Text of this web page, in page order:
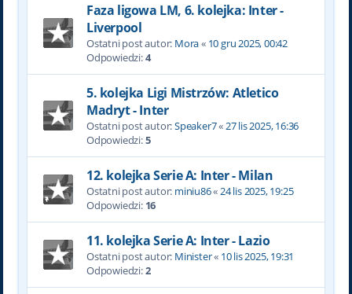
Faza ligowa LM, 6. kolejka: Inter -
Liverpool
Ostatni post autor: Mora« 10 gru 2025, 00:42
Odpowiedzi:4
5. kolejka Ligi Mistrzów: Atletico
Madryt - Inter
Ostatni post autor:Speaker7«27 lis 2025, 16:36
Odpowiedzi:5
12. kolejka Serie A: Inter - Milan
Ostatni post autor: miniu86«24 lis 2025, 19:25
Odpowiedzi: 16
11. kolejka Serie A: Inter - Lazio
Ostatni post autor: Minister« 10 lis 2025, 19:31
Odpowiedzi:2